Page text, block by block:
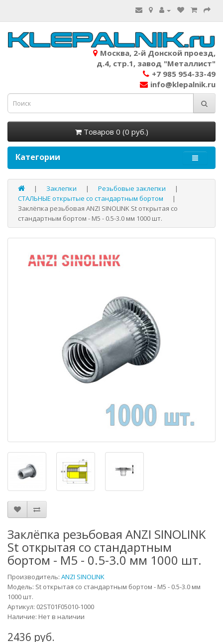
Москва, 2-й Донской проезд,
д.4, стр.1, завод "Металлист"
+7 985 954-33-49
info@klepalnik.ru
Товаров 0 (0 руб.)
Категории
Заклепки
Резьбовые заклепки
СТАЛЬНЫЕ открытые со стандартным бортом
Заклёпка резьбовая ANZI SINOLINK St открытая со
стандартным бортом - М5 - 0.5-3.0 мм 1000 шт.
Заклёпка резьбовая ANZI SINOLINK
St открытая со стандартным
бортом - М5 - 0.5-3.0 мм 1000 шт.
Производитель: ANZI SINOLINK
Модель: St открытая со стандартным бортом - М5 - 0.5-3.0 мм
1000 шт.
Артикул: 02ST01F05010-1000
Наличие: Нет в наличии
2436 руб.